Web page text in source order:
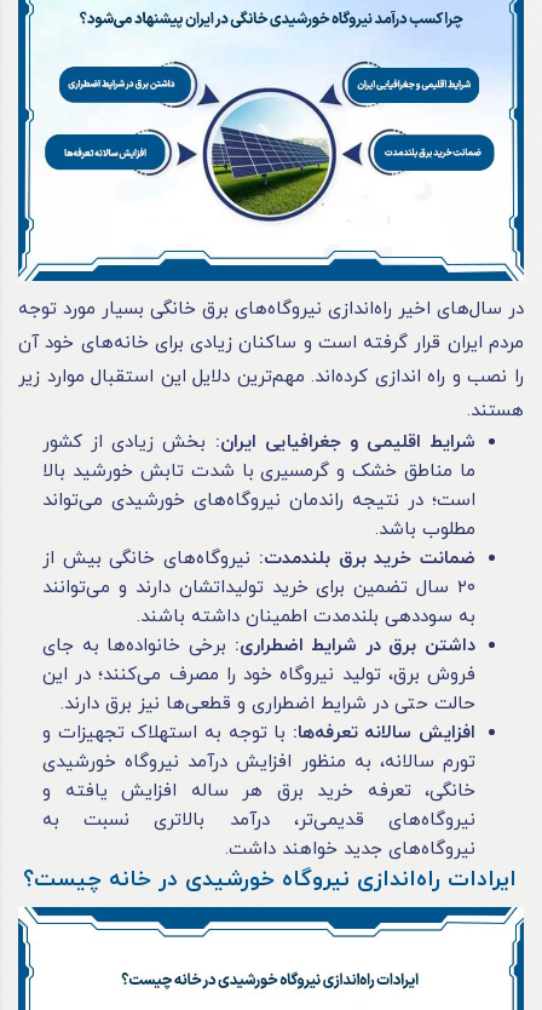
در سال‌های اخیر راه‌اندازی نیروگاه‌های برق خانگی بسیار مورد توجه
مردم ایران قرار گرفته است و ساکنان زیادی برای خانه‌های خود آن
را نصب و راه اندازی کرده‌اند. مهم‌ترین دلایل این استقبال موارد زیر
هستند.
شرایط اقلیمی و جغرافیایی ایران: بخش زیادی از کشور
ما مناطق خشک و گرمسیری با شدت تابش خورشید بالا
است؛ در نتیجه راندمان نیروگاه‌های خورشیدی می‌تواند
مطلوب باشد.
ضمانت خرید برق بلندمدت: نیروگاه‌های خانگی بیش از
۲۰ سال تضمین برای خرید تولیداتشان دارند و می‌توانند
به سوددهی بلندمدت اطمینان داشته باشند.
داشتن برق در شرایط اضطراری: برخی خانواده‌ها به جای
فروش برق، تولید نیروگاه خود را مصرف می‌کنند؛ در این
حالت حتی در شرایط اضطراری و قطعی‌ها نیز برق دارند.
افزایش سالانه تعرفه‌ها: با توجه به استهلاک تجهیزات و
تورم سالانه، به منظور افزایش درآمد نیروگاه خورشیدی
خانگی، تعرفه خرید برق هر ساله افزایش یافته و
نیروگاه‌های قدیمی‌تر، درآمد بالاتری نسبت به
نیروگاه‌های جدید خواهند داشت.
ایرادات راه‌اندازی نیروگاه خورشیدی در خانه چیست؟